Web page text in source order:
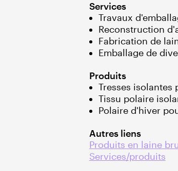
Services
Travaux
Reconstruction
Fabrication de
Emballage de
Produits
Tresses
Tissu polaire
Polaire d'hiver
Autres liens
Produits en laine
Services/produits